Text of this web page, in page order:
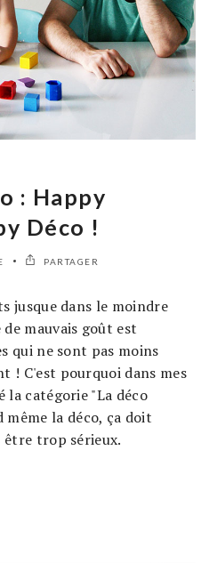
: Happy
Déco !
PARTAGER
jusque dans le moindre
mauvais goût est
qui ne sont pas moins
! C'est pourquoi dans mes
la catégorie "La déco
même la déco, ça doit
trop sérieux.